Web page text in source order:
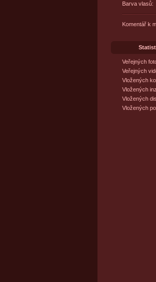
Barva vlasů:
Komentář k
Veřejných
Veřejných
Vložených
Vložených
Vložených
Vložených